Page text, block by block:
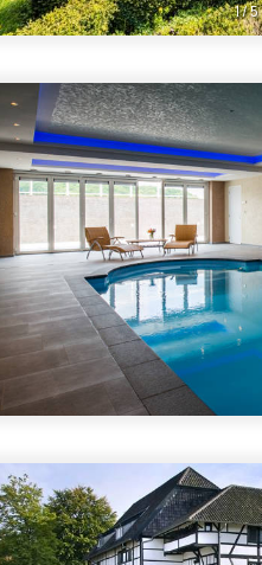
1/5